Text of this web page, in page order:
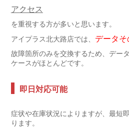
アクセス
を重視する方が多いと思います。
アイプラス北大路店では、 データ
故障箇所のみを交換するため、デー
ケースがほとんどです。
即日対応可能
症状や在庫状況によりますが、最短
ります。